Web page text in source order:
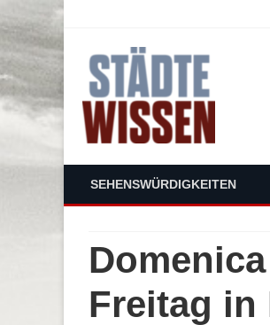
SEHENSWÜRDIGKEITEN
Freitag in